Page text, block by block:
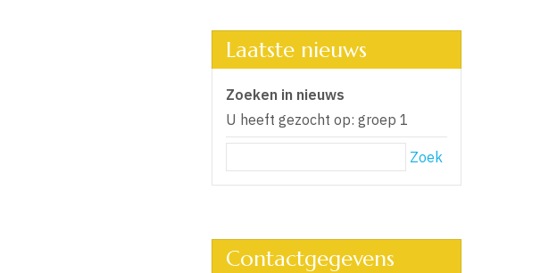
Laatste nieuws
Zoeken in nieuws
U heeft gezocht op: groep 1
Zoek
Contactgegevens